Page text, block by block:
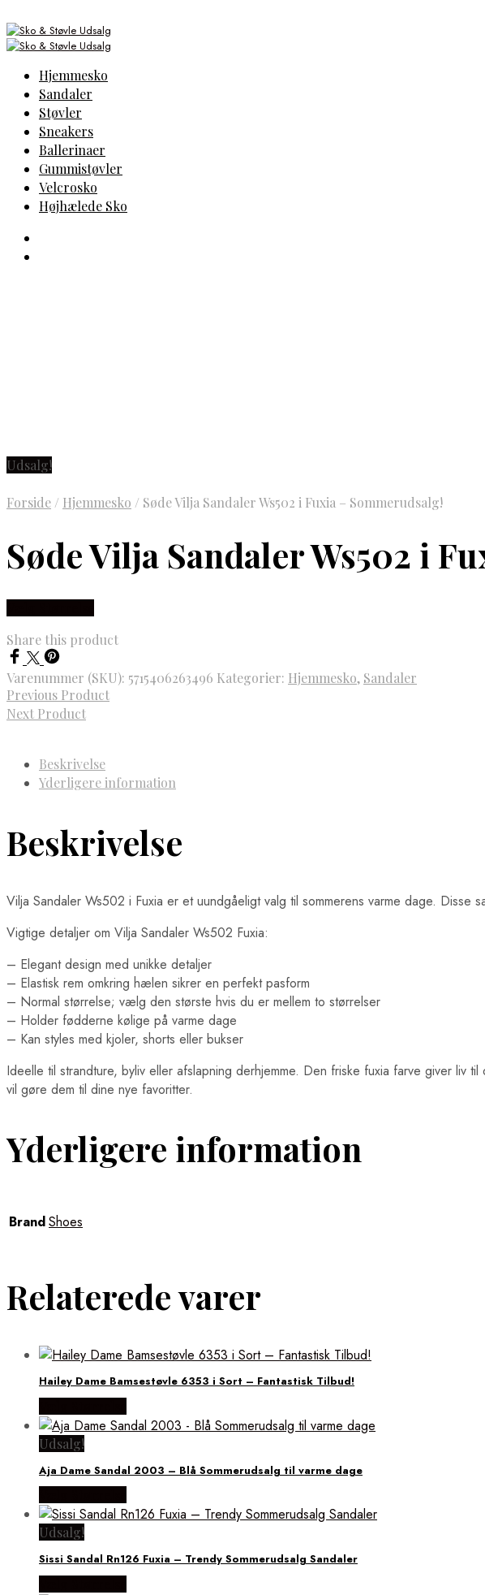
Hjemmesko
Sandaler
Støvler
Sneakers
Ballerinaer
Gummistøvler
Velcrosko
Højhælede Sko
Udsalg!
Forside / Hjemmesko / Søde Vilja Sandaler Ws502 i Fuxia – Sommerudsalg!
Søde Vilja Sandaler Ws502 i
Share this product
Varenummer (SKU): 5715406263496 Kategorier: Hjemmesko, Sandaler
Previous Product
Next Product
Beskrivelse
Yderligere information
Beskrivelse
Vilja Sandaler Ws502 i Fuxia er et uundgåeligt valg til sommerens varme dage.
Vigtige detaljer om Vilja Sandaler Ws502 Fuxia:
– Elegant design med unikke detaljer
– Elastisk rem omkring hælen sikrer en perfekt pasform
– Normal størrelse; vælg den største hvis du er mellem to størrelser
– Holder fødderne kølige på varme dage
– Kan styles med kjoler, shorts eller bukser
Ideelle til strandture, byliv eller afslapning derhjemme. Den friske fuxia farve giver
vil gøre dem til dine nye favoritter.
Yderligere information
BrandShoes
Relaterede varer
Hailey Dame Bamsestøvle 6353 i Sort – Fantastisk Tilbud!
Udsalg!
Aja Dame Sandal 2003 – Blå Sommerudsalg til varme dage
Udsalg!
Sissi Sandal Rn126 Fuxia – Trendy Sommerudsalg Sandaler